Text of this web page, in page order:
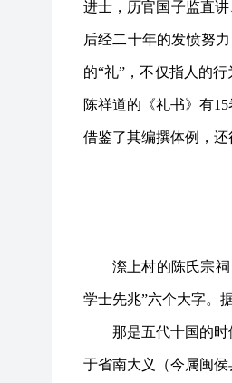
进士，历官国子监直
后经二十年的发愤努
的“礼”，不仅指人的
陈祥道的《礼书》有
借鉴了其编撰体例，
漈上村的陈氏宗
学士先兆”六个大字。
那是五代十国的
于省南大义（今属闽